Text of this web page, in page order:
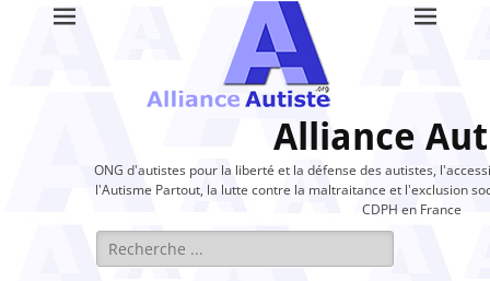
Alliance
ONG d'autistes pour la liberté et la défense des autistes,
l'Autisme Partout, la lutte contre la maltraitance et l'exclusion
CDPH en France
Rechercher :